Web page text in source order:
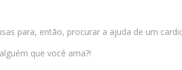
para, então, procurar a ajuda de um
que você ama?!